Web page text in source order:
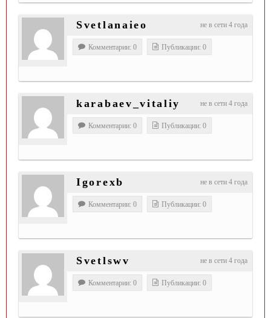
не в сети 4 года
Svetlanaieo
Комментарии: 0 Публикации: 0
не в сети 4 года
karabaev_vitaliy
Комментарии: 0 Публикации: 0
не в сети 4 года
Igorexb
Комментарии: 0 Публикации: 0
не в сети 4 года
Svetlswv
Комментарии: 0 Публикации: 0